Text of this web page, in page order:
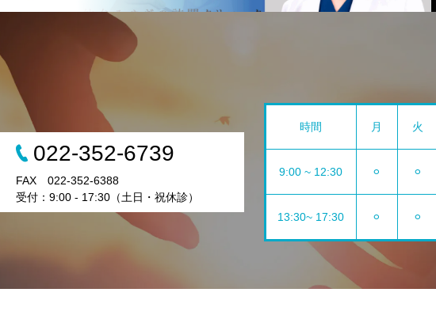
022-352-6739
FAX 022-352-6388
受付：9:00 - 17:30（土日・祝休診）
時間 月 火
9:00 ~ 12:30 ⚪︎ ⚪︎
13:30~ 17:30 ⚪︎ ⚪︎